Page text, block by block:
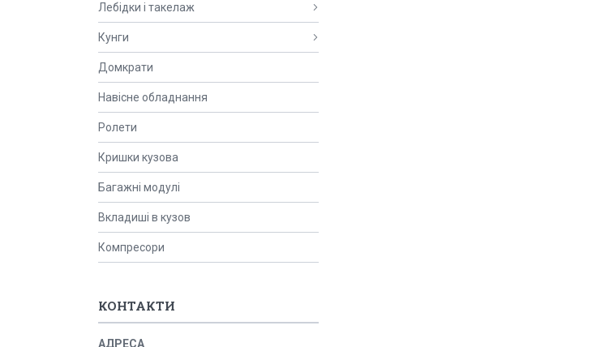
Лебідки і такелаж
Кунги
Домкрати
Навісне обладнання
Ролети
Кришки кузова
Багажні модулі
Вкладиші в кузов
Компресори
КОНТАКТИ